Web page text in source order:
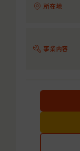
所在地
事業内容